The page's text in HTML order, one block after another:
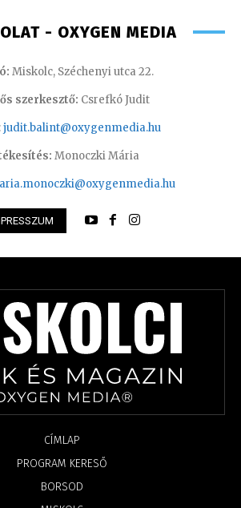
- OXYGEN MEDIA
Miskolc, Széchenyi utca 22.
szerkesztő: Csrefkó Judit
judit.balint@oxygenmedia.hu
Monoczki Mária
CÍMLAP
PROGRAM KERESŐ
BORSOD